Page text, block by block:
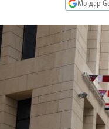
Мо дар